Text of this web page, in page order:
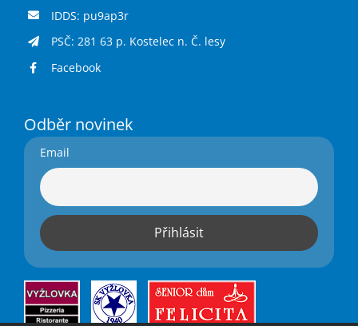
IDDS: pu9ap3r
PSČ: 281 63 p. Kostelec n. Č. lesy
Facebook
Odběr novinek
Email